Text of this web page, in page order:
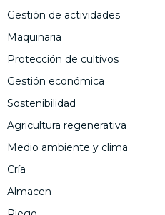
Gestión de actividades
Maquinaria
Protección de cultivos
Gestión económica
Sostenibilidad
Agricultura regenerativa
Medio ambiente y clima
Cría
Almacen